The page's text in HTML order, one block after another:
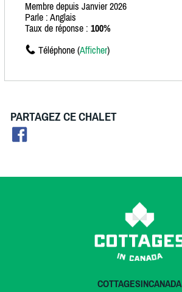
Membre depuis Janvier 2026
Parle : Anglais
Taux de réponse : 100%
Téléphone (Afficher)
PARTAGEZ CE CHALET
COTTAGESINCANADA